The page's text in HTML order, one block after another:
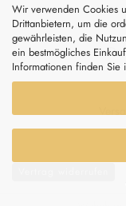
Wir verwenden Cookies
Drittanbietern, um die
gewährleisten, die
ein bestmögliches
Informationen finden Sie